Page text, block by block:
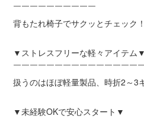
￣￣￣￣￣￣￣￣￣￣
背もたれ椅子でサクッとチェック
▼ストレスフリーな軽々アイテム▼
￣￣￣￣￣￣￣￣￣￣￣￣￣￣￣
扱うのはほぼ軽量製品、時折2～3
▼未経験OKで安心スタート▼